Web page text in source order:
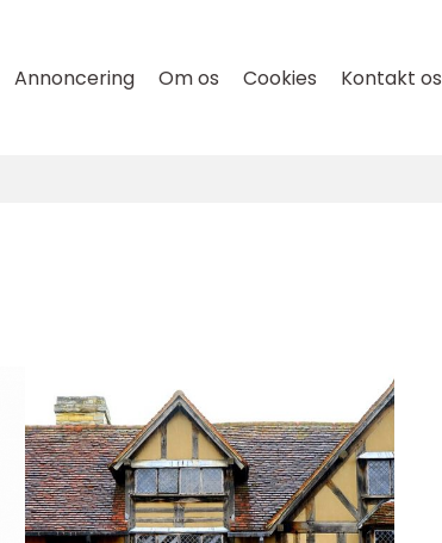
Annoncering Om os Cookies Kontakt os